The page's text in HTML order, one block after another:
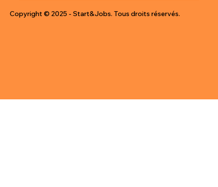
Copyright © 2025 - Start&Jobs. Tous droits réservés.